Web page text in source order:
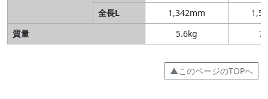
全長L
1,342mm
質量
5.6kg
▲このページのTOPへ